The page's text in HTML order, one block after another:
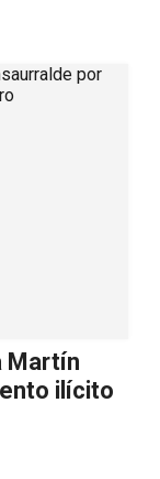
Martín
ilícito